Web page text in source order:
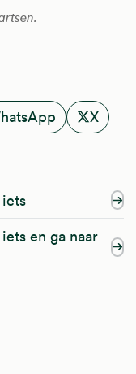
X
en ga naar